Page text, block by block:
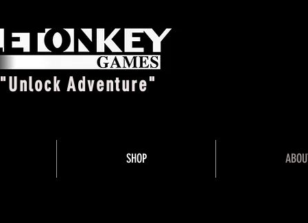
"Unlock Adventure"
SHOP